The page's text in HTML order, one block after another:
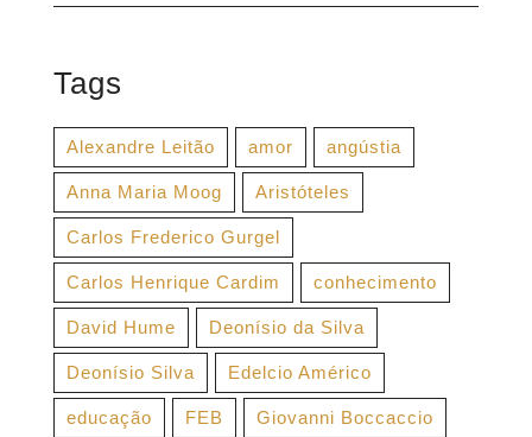
Tags
Alexandre Leitão amor angústia
Anna Maria Moog Aristóteles
Carlos Frederico Gurgel
Carlos Henrique Cardim conhecimento
David Hume Deonísio da Silva
Deonísio Silva Edelcio Américo
educação FEB Giovanni Boccaccio